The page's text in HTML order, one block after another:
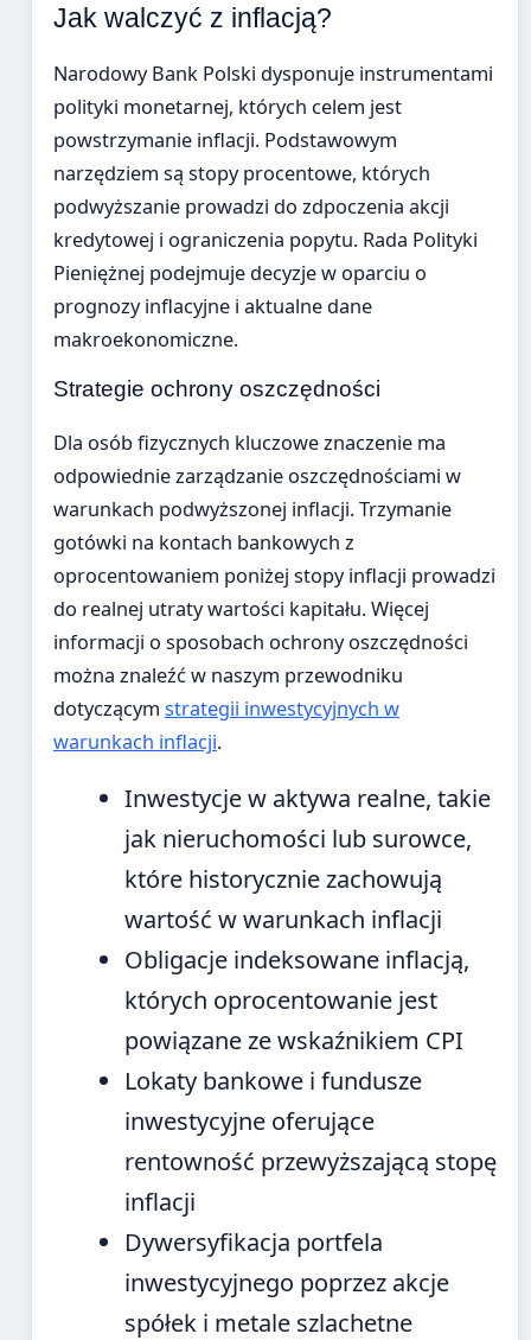
Jak walczyć z inflacją?
Narodowy Bank Polski dysponuje instrumentami
polityki monetarnej, których celem jest
powstrzymanie inflacji. Podstawowym
narzędziem są stopy procentowe, których
podwyższanie prowadzi do zdросzenia akcji
kredytowej i ograniczenia popytu. Rada Polityki
Pieniężnej podejmuje decyzje w oparciu o
prognozy inflacyjne i aktualne dane
makroekonomiczne.
Strategie ochrony oszczędności
Dla osób fizycznych kluczowe znaczenie ma
odpowiednie zarządzanie oszczędnościami w
warunkach podwyższonej inflacji. Trzymanie
gotówki na kontach bankowych z
oprocentowaniem poniżej stopy inflacji prowadzi
do realnej utraty wartości kapitału. Więcej
informacji o sposobach ochrony oszczędności
można znaleźć w naszym przewodniku
dotyczącym strategii inwestycyjnych w
warunkach inflacji.
Inwestycje w aktywa realne, takie
jak nieruchomości lub surowce,
które historycznie zachowują
wartość w warunkach inflacji
Obligacje indeksowane inflacją,
których oprocentowanie jest
powiązane ze wskaźnikiem CPI
Lokaty bankowe i fundusze
inwestycyjne oferujące
rentowność przewyższającą stopę
inflacji
Dywersyfikacja portfela
inwestycyjnego poprzez akcje
spółek i metale szlachetne